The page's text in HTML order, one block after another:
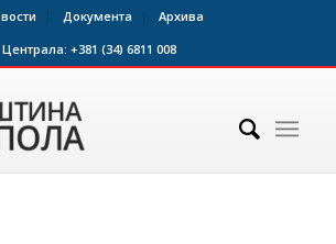
Документа
Архива
Централа: +381 (34) 6811 008